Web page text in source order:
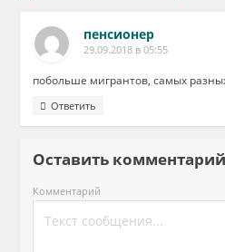
пенсионер
29.09.2018 в 05:55
побольше мигрантов, самых
Ответить
Оставить
Комментарий